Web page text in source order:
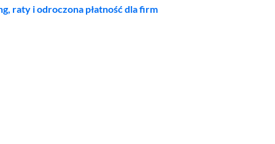
raty i odroczona płatność dla firm